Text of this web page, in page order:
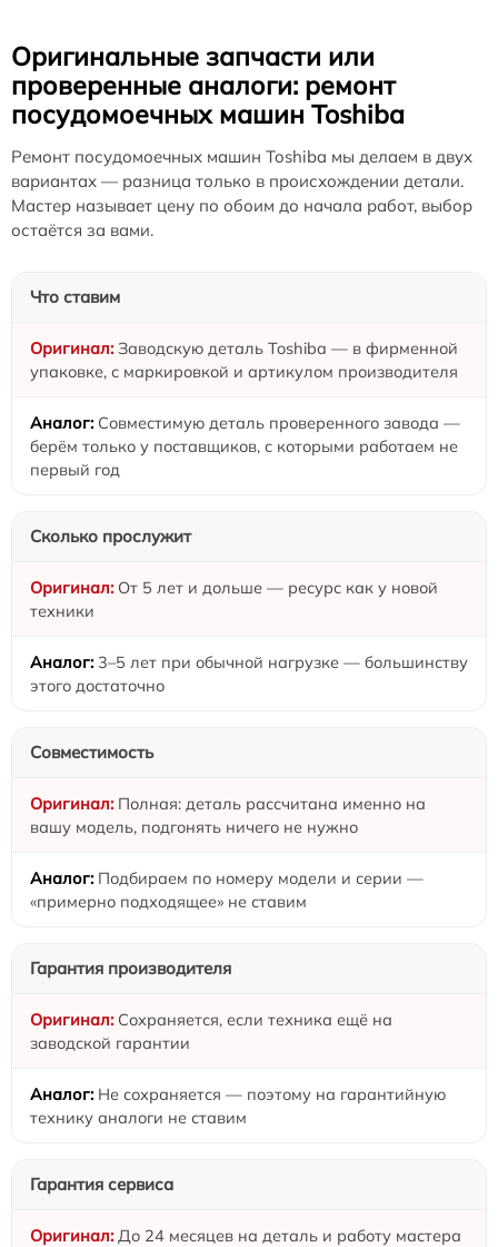
Оригинальные запчасти или
проверенные аналоги: ремонт
посудомоечных машин Toshiba
Ремонт посудомоечных машин Toshiba мы делаем в двух
вариантах — разница только в происхождении детали.
Мастер называет цену по обоим до начала работ, выбор
остаётся за вами.
Что ставим
Заводскую деталь Toshiba — в фирменной
упаковке, с маркировкой и артикулом производителя
Совместимую деталь проверенного завода —
берём только у поставщиков, с которыми работаем не
первый год
Сколько прослужит
От 5 лет и дольше — ресурс как у новой
техники
3–5 лет при обычной нагрузке — большинству
этого достаточно
Совместимость
Полная: деталь рассчитана именно на
вашу модель, подгонять ничего не нужно
Подбираем по номеру модели и серии —
«примерно подходящее» не ставим
Гарантия производителя
Сохраняется, если техника ещё на
заводской гарантии
Не сохраняется — поэтому на гарантийную
технику аналоги не ставим
Гарантия сервиса
До 24 месяцев на деталь и работу мастера